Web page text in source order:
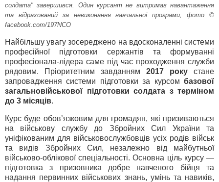
солдата" завершився. Один курсант не витримав навантаження
та відрахований за невиконання навчальної програми, фото ©
facebook.com/197NCO
Найбільшу увагу зосереджено на вдосконаленні системи
професійної підготовки сержантів та формуванні
професіонала-лідера саме під час проходження служби
рядовим. Пріоритетним завданням 2017 року стане
запровадження системи підготовки за курсом базової
загальновійськової підготовки солдата з терміном
до 3 місяців.
Курс буде обов’язковим для громадян, які призиваються
на військову службу до Збройних Сил України та
уніфікованим для військовослужбовців усіх родів військ
та видів Збройних Сил, незалежно від майбутньої
військово-облікової спеціальності. Основна ціль курсу —
підготовка з призовника добре навченого бійця та
надання первинних військових знань, умінь та навиків,